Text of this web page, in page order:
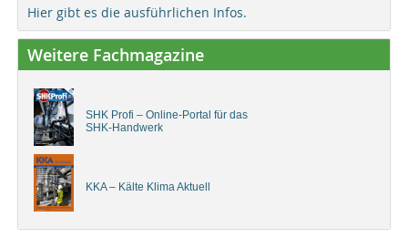
Hier gibt es die ausführlichen Infos.
Weitere Fachmagazine
SHK Profi – Online-Portal für das
SHK-Handwerk
KKA – Kälte Klima Aktuell